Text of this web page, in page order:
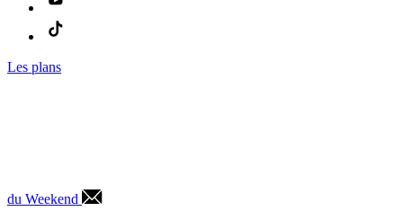
Les plans
du Weekend